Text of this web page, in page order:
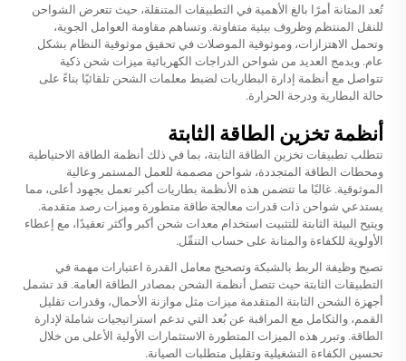
تُعد المتانة أمرًا بالغ الأهمية في التطبيقات المتنقلة، حيث تتعرض الشواحن
للنقل المنتظم وظروف بيئية متفاوتة. وتساهم مقاومة العوامل الجوية،
وتحمل الاهتزازات، وموثوقية الموصلات في تحقيق موثوقية النظام بشكل
عام. ويدمج العديد من شواحن الدراجات الكهربائية ميزات شحن ذكية
تتواصل مع أنظمة إدارة البطاريات لضبط معلمات الشحن تلقائيًا بناءً على
حالة البطارية ودرجة الحرارة.
أنظمة تخزين الطاقة الثابتة
تتطلب تطبيقات تخزين الطاقة الثابتة، بما في ذلك أنظمة الطاقة الاحتياطية
ومحطات الطاقة المتجددة، شواحن مصممة للعمل المستمر وعالية
الموثوقية. غالبًا ما تتضمن هذه الأنظمة بطاريات أكبر تعمل بجهود أعلى، مما
يستدعي شواحن ذات قدرات معالجة طاقة متطورة وميزات رصد متقدمة.
ويتيح البيئة الثابتة للتثبيت استخدام معدات شحن أكبر وأكثر تعقيدًا، مع إعطاء
الأولوية للكفاءة والمتانة على حساب التنقّل.
تصبح وظيفة الربط بالشبكة وتصحيح معامل القدرة اعتبارات مهمة في
التطبيقات الثابتة حيث تتصل أنظمة الشحن بمصادر الطاقة العامة. قد تشمل
أجهزة الشحن الثابتة المتقدمة ميزات مثل موازنة الأحمال، وقدرات تقليل
القمم، والتكامل مع المراقبة عن بُعد التي تدعم استراتيجيات شاملة لإدارة
الطاقة. وتبرر هذه الميزات المتطورة الاستثمارات الأولية الأعلى من خلال
تحسين الكفاءة التشغيلية وتقليل متطلبات الصيانة.